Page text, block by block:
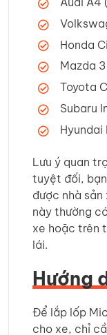
Honda
Mazda 3
Toyota
Subaru
Hyundai
Lưu ý quan
tuyệt đối,
được nhà
này thường
xe hoặc trên
lái.
Hướng
Để lắp lốp
cho xe, chỉ